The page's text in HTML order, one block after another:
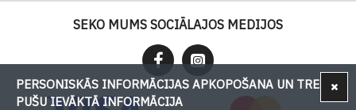
SEKO MUMS SOCIĀLAJOS MEDIJOS
PERSONISKĀS INFORMĀCIJAS APKOPOŠANA UN TREŠU
PUŠU IEVĀKTĀ INFORMĀCIJA